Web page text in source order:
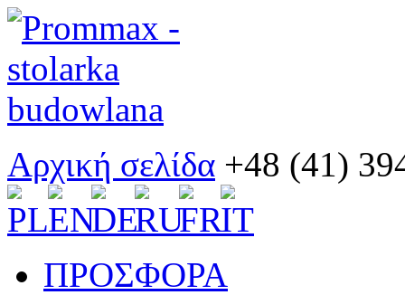
Αρχική σελίδα +48 (41)
ΠΡΟΣΦΟΡΑ